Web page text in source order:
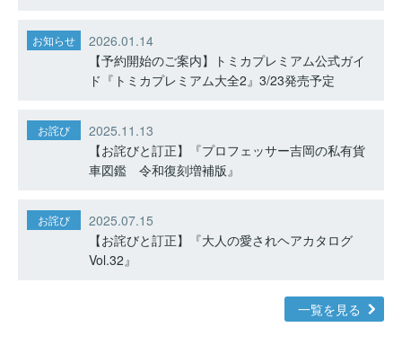
お知らせ
2026.01.14
【予約開始のご案内】トミカプレミアム公式ガイ
ド『トミカプレミアム大全2』3/23発売予定
お詫び
2025.11.13
【お詫びと訂正】『プロフェッサー吉岡の私有貨
車図鑑 令和復刻増補版』
お詫び
2025.07.15
【お詫びと訂正】『大人の愛されヘアカタログ
Vol.32』
一覧を見る